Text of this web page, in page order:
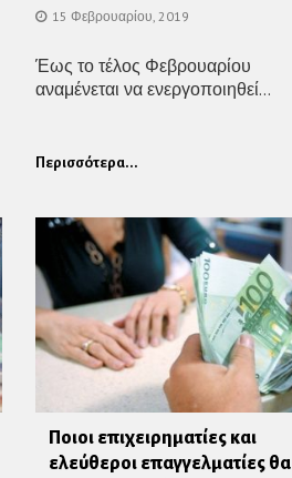
15 Φεβρουαρίου, 2019
Έως το τέλος Φεβρουαρίου
αναμένεται να ενεργοποιηθεί...
Περισσότερα...
Ποιοι επιχειρηματίες και
ελεύθεροι επαγγελματίες θα